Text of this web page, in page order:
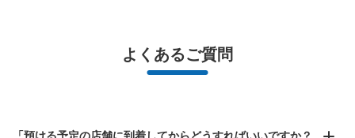
スマホからお店と日時を
指定して事前予約
全国1,000箇所以上と提携
最大辺が45cm未満の大きさのお荷物（リュック、ハンド
バッグ、お手荷物など）
よくあるご質問